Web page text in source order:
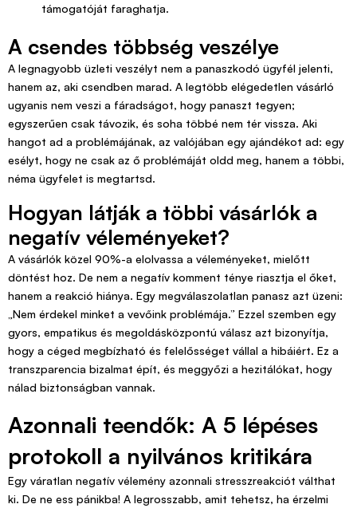
támogatóját faraghatja.
A csendes többség veszélye
A legnagyobb üzleti veszélyt nem a panaszkodó ügyfél jelenti,
hanem az, aki csendben marad. A legtöbb elégedetlen vásárló
ugyanis nem veszi a fáradságot, hogy panaszt tegyen;
egyszerűen csak távozik, és soha többé nem tér vissza. Aki
hangot ad a problémájának, az valójában egy ajándékot ad: egy
esélyt, hogy ne csak az ő problémáját oldd meg, hanem a többi,
néma ügyfelet is megtartsd.
Hogyan látják a többi vásárlók a
negatív véleményeket?
A vásárlók közel 90%-a elolvassa a véleményeket, mielőtt
döntést hoz. De nem a negatív komment ténye riasztja el őket,
hanem a reakció hiánya. Egy megválaszolatlan panasz azt üzeni:
„Nem érdekel minket a vevőink problémája.” Ezzel szemben egy
gyors, empatikus és megoldásközpontú válasz azt bizonyítja,
hogy a céged megbízható és felelősséget vállal a hibáiért. Ez a
transzparencia bizalmat épít, és meggyőzi a hezitálókat, hogy
nálad biztonságban vannak.
Azonnali teendők: A 5 lépéses
protokoll a nyilvános kritikára
Egy váratlan negatív vélemény azonnali stresszreakciót válthat
ki. De ne ess pánikba! A legrosszabb, amit tehetsz, ha érzelmi